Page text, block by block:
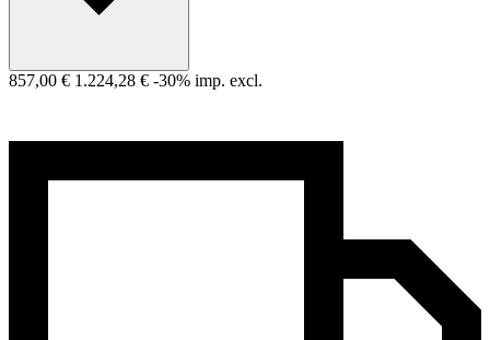
857,00 € 1.224,28 € -30% imp. excl.